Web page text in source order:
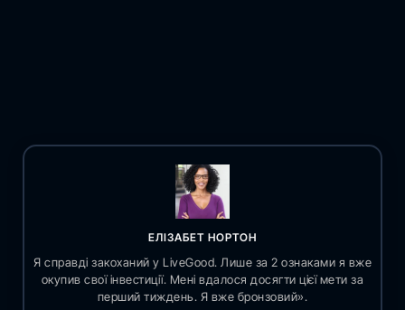
ЕЛІЗАБЕТ НОРТОН
Я справді закоханий у LiveGood. Лише за 2 ознаками я вже
окупив свої інвестиції. Мені вдалося досягти цієї мети за
перший тиждень. Я вже бронзовий».